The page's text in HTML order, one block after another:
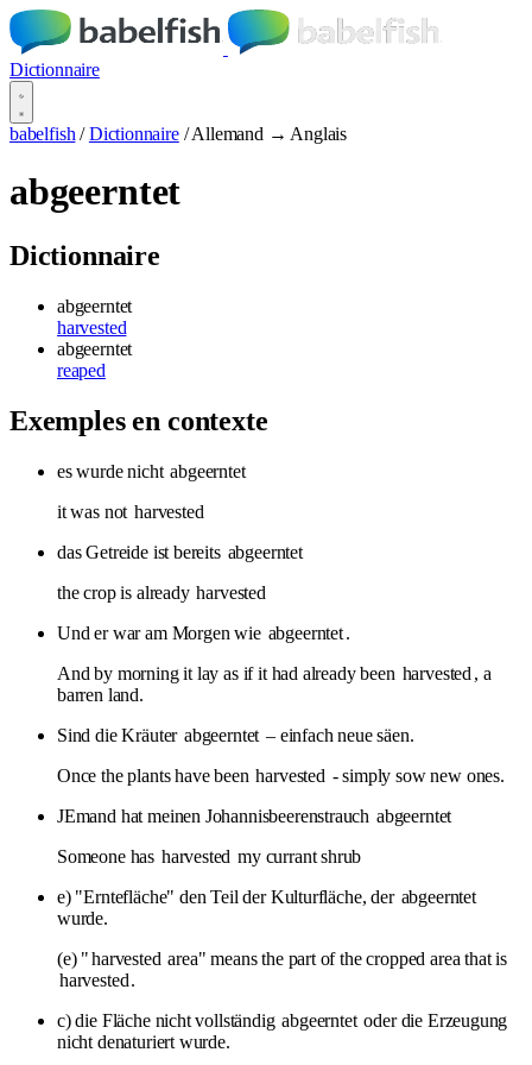
Dictionnaire
babelfish / Dictionnaire / Allemand → Anglais
abgeerntet
Dictionnaire
abgeerntet
harvested
abgeerntet
reaped
Exemples en contexte
es wurde nicht abgeerntet
it was not harvested
das Getreide ist bereits abgeerntet
the crop is already harvested
Und er war am Morgen wie abgeerntet.
And by morning it lay as if it had already been harvested , a
barren land.
Sind die Kräuter abgeerntet – einfach neue säen.
Once the plants have been harvested - simply sow new ones.
JEmand hat meinen Johannisbeerenstrauch abgeerntet
Someone has harvested my currant shrub
e) "Erntefläche" den Teil der Kulturfläche, der abgeerntet
wurde.
(e) "harvested area" means the part of the cropped area that is
harvested.
c) die Fläche nicht vollständig abgeerntet oder die Erzeugung
nicht denaturiert wurde.